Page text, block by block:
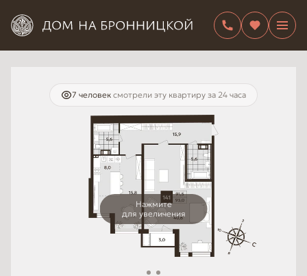
7 человек смотрели эту квартиру за 24 часа
Нажмите
для увеличения